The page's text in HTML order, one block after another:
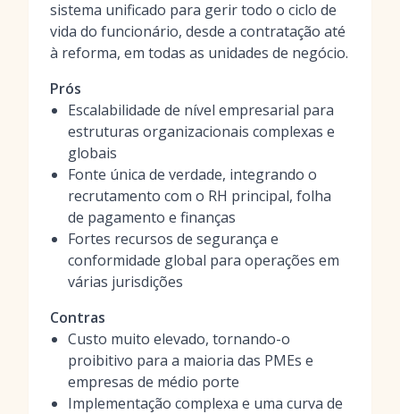
sistema unificado para gerir todo o ciclo de
vida do funcionário, desde a contratação até
à reforma, em todas as unidades de negócio.
Prós
Escalabilidade de nível empresarial para
estruturas organizacionais complexas e
globais
Fonte única de verdade, integrando o
recrutamento com o RH principal, folha
de pagamento e finanças
Fortes recursos de segurança e
conformidade global para operações em
várias jurisdições
Contras
Custo muito elevado, tornando-o
proibitivo para a maioria das PMEs e
empresas de médio porte
Implementação complexa e uma curva de